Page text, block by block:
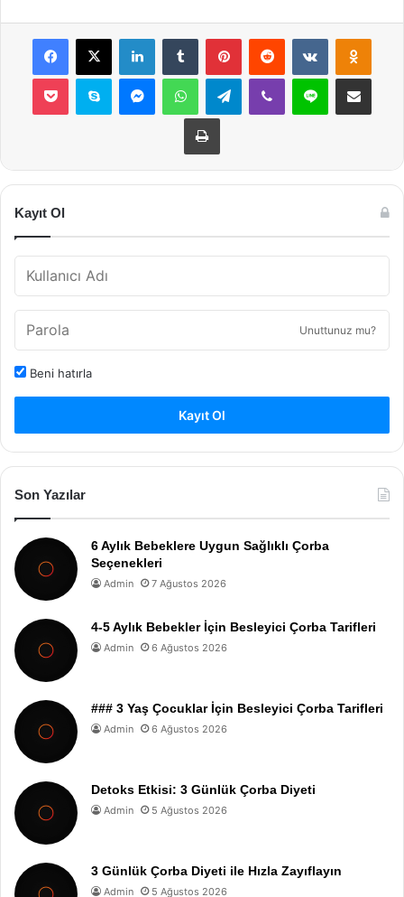
Facebook
X LinkedInTumblr PinterestReddit VKontakte
Pocket Skype MessengerWhatsAppTelegramViber Line E-Posta ile
Yazdır
Kayıt Ol
Unuttunuz mu?
Beni hatırla
Kayıt Ol
Son Yazılar
6 Aylık Bebeklere Uygun Sağlıklı Çorba
Seçenekleri
Admin 7 Ağustos 2026
4-5 Aylık Bebekler İçin Besleyici Çorba Tarifleri
Admin 6 Ağustos 2026
### 3 Yaş Çocuklar İçin Besleyici Çorba Tarifleri
Admin 6 Ağustos 2026
Detoks Etkisi: 3 Günlük Çorba Diyeti
Admin 5 Ağustos 2026
3 Günlük Çorba Diyeti ile Hızla Zayıflayın
Admin 5 Ağustos 2026